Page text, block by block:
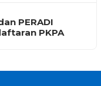
PERADI
PKPA